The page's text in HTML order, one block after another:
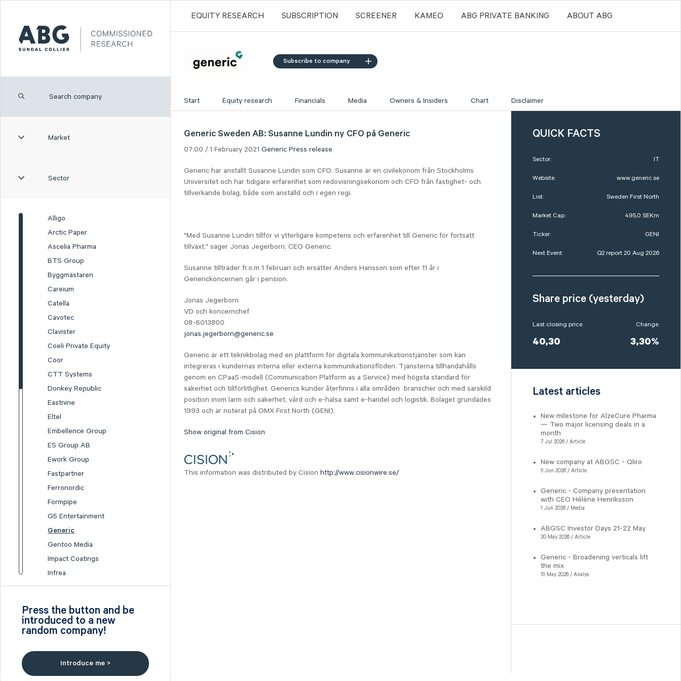
Market
Sector
Alligo
Arctic Paper
Ascelia Pharma
BTS Group
Byggmästaren
Careium
Catella
Cavotec
Clavister
Coeli Private Equity
Coor
CTT Systems
Donkey Republic
Eastnine
Eltel
Embellence Group
ES Group AB
Ework Group
Fastpartner
Ferronordic
Formpipe
G5 Entertainment
Generic
Gentoo Media
Impact Coatings
Infrea
Inission
I-tech
Lumi Gruppen
Press the button and be
introduced to a new
random company!
Introduce me >
EQUITY RESEARCH SUBSCRIPTION SCREENER KAMEO ABG PRIVATE BANKING ABOUT ABG
Subscribe to company
Start Equity research Financials Media Owners & Insiders Chart Disclaimer
Generic Sweden AB: Susanne Lundin ny CFO på Generic
07:00 / 1 February 2021 Generic Press release
Generic har anställt Susanne Lundin som CFO. Susanne är en civilekonom från Stockholms
Universitet och har tidigare erfarenhet som redovisningsekonom och CFO från fastighet- och
tillverkande bolag, både som anställd och i egen regi.
"Med Susanne Lundin tillför vi ytterligare kompetens och erfarenhet till Generic för fortsatt
tillväxt." säger Jonas Jegerborn, CEO Generic.
Susanne tillträder fr.o.m 1 februari och ersätter Anders Hansson som efter 11 år i
Generickoncernen går i pension.
Jonas Jegerborn
VD och koncernchef
08-6013800
jonas.jegerborn@generic.se
Generic är ett teknikbolag med en plattform för digitala kommunikationstjänster som kan
integreras i kundernas interna eller externa kommunikationsflöden. Tjänsterna tillhandahålls
genom en CPaaS-modell (Communication Platform as a Service) med högsta standard för
säkerhet och tillförlitlighet. Generics kunder återfinns i alla områden branscher och med särskild
position inom larm och säkerhet, vård och e-hälsa samt e-handel och logistik. Bolaget grundades
1993 och är noterat på OMX First North (GENI).
Show original from Cision
This information was distributed by Cision http://www.cisionwire.se/
QUICK FACTS
Sector: IT
Website: www.generic.se
List: Sweden First North
Market Cap: 495,0 SEKm
Ticker: GENI
Next Event: Q2 report 20 Aug 2026
Share price (yesterday)
Last closing price:
40,30
Change:
3,30%
Latest articles
New milestone for AlzeCure Pharma
— Two major licensing deals in a
month
7 Jul 2026 / Article
New company at ABGSC - Qliro
9 Jun 2026 / Article
Generic - Company presentation
with CEO Hélène Henriksson
1 Jun 2026 / Media
ABGSC Investor Days 21-22 May
20 May 2026 / Article
Generic - Broadening verticals lift
the mix
19 May 2026 / Analys